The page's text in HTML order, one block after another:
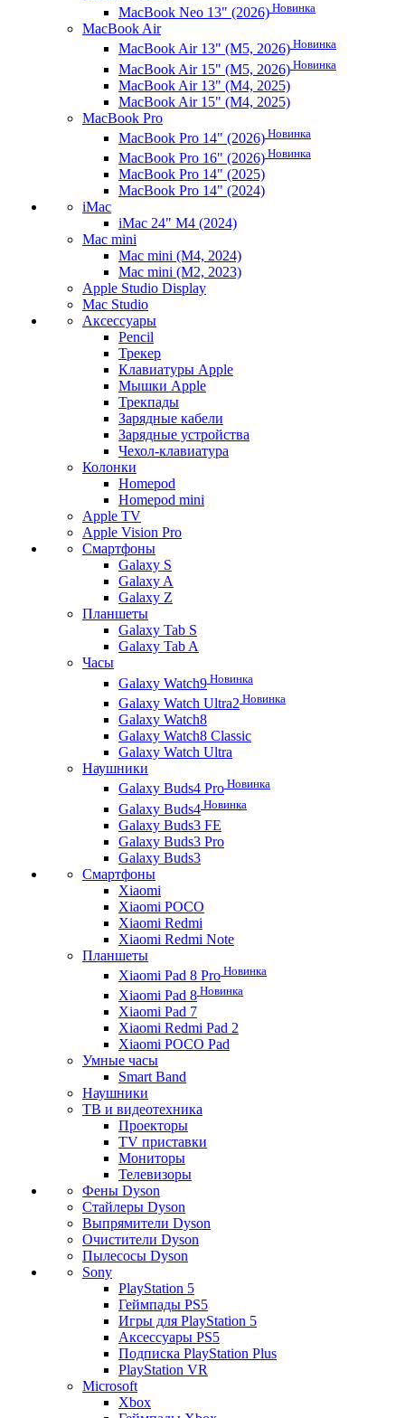
MacBook Neo 13" (2026) Новинка
MacBook Air
MacBook Air 13" (M5, 2026) Новинка
MacBook Air 15" (M5, 2026) Новинка
MacBook Air 13" (M4, 2025)
MacBook Air 15" (M4, 2025)
MacBook Pro
MacBook Pro 14" (2026) Новинка
MacBook Pro 16" (2026) Новинка
MacBook Pro 14" (2025)
MacBook Pro 14" (2024)
iMac
iMac 24" M4 (2024)
Mac mini
Mac mini (M4, 2024)
Mac mini (M2, 2023)
Apple Studio Display
Mac Studio
Аксессуары
Pencil
Трекер
Клавиатуры Apple
Мышки Apple
Трекпады
Зарядные кабели
Зарядные устройства
Чехол-клавиатура
Колонки
Homepod
Homepod mini
Apple TV
Apple Vision Pro
Смартфоны
Galaxy S
Galaxy A
Galaxy Z
Планшеты
Galaxy Tab S
Galaxy Tab A
Часы
Galaxy Watch9 Новинка
Galaxy Watch Ultra2 Новинка
Galaxy Watch8
Galaxy Watch8 Classic
Galaxy Watch Ultra
Наушники
Galaxy Buds4 Pro Новинка
Galaxy Buds4 Новинка
Galaxy Buds3 FE
Galaxy Buds3 Pro
Galaxy Buds3
Смартфоны
Xiaomi
Xiaomi POCO
Xiaomi Redmi
Xiaomi Redmi Note
Планшеты
Xiaomi Pad 8 Pro Новинка
Xiaomi Pad 8 Новинка
Xiaomi Pad 7
Xiaomi Redmi Pad 2
Xiaomi POCO Pad
Умные часы
Smart Band
Наушники
ТВ и видеотехника
Проекторы
TV приставки
Мониторы
Телевизоры
Фены Dyson
Стайлеры Dyson
Выпрямители Dyson
Очистители Dyson
Пылесосы Dyson
Sony
PlayStation 5
Геймпады PS5
Игры для PlayStation 5
Аксессуары PS5
Подписка PlayStation Plus
PlayStation VR
Microsoft
Xbox